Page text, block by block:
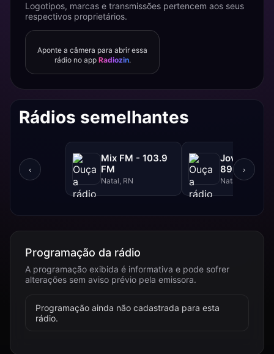
Logotipos, marcas e transmissões pertencem aos seus
respectivos proprietários.
Aponte a câmera para abrir essa
rádio no app Radiozin.
Rádios semelhantes
‹
Mix FM - 103.9
FM
Natal, RN
Jovem Pan
89.9 FM
Natal, RN
›
Programação da rádio
A programação exibida é informativa e pode sofrer
alterações sem aviso prévio pela emissora.
Programação ainda não cadastrada para esta
rádio.